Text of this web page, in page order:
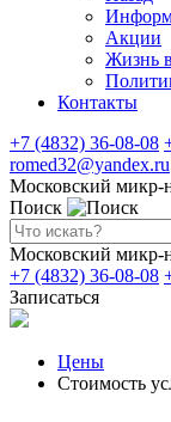
Акции
Жизнь
Контакты
+7 (4832) 36-08-08
romed32@yandex.ru
Московский микр-
Поиск
Московский микр-
+7 (4832) 36-08-08
Записаться
Цены
Стоимость